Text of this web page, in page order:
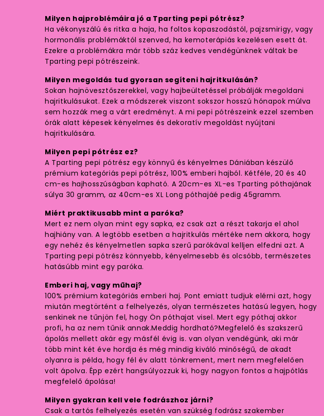
Milyen hajproblémáira jó a Tparting pepi pótrész?
Ha vékonyszálú és ritka a haja, ha foltos kopaszodástól, pajzsmirigy, vagy
hormonális problémáktól szenved, ha kemoterápiás kezelésen esett át.
Ezekre a problémákra már több száz kedves vendégünknek váltak be
Tparting pepi pótrészeink.
Milyen megoldás tud gyorsan segíteni hajritkulásán?
Sokan hajnövesztőszerekkel, vagy hajbeültetéssel próbálják megoldani
hajritkulásukat. Ezek a módszerek viszont sokszor hosszú hónapok múlva
sem hozzák meg a várt eredményt. A mi pepi pótrészeink ezzel szemben
órák alatt képesek kényelmes és dekoratív megoldást nyújtani
hajritkulására.
Milyen pepi pótrész ez?
A Tparting pepi pótrész egy könnyű és kényelmes Dániában készülő
prémium kategóriás pepi pótrész, 100% emberi hajból. Kétféle, 20 és 40
cm-es hajhosszúságban kapható. A 20cm-es XL-es Tparting póthajának
súlya 30 gramm, az 40cm-es XL Long póthajáé pedig 45gramm.
Miért praktikusabb mint a paróka?
Mert ez nem olyan mint egy sapka, ez csak azt a részt takarja el ahol
hajhiány van. A legtöbb esetben a hajritkulás mértéke nem akkora, hogy
egy nehéz és kényelmetlen sapka szerű parókával kelljen elfedni azt. A
Tparting pepi pótrész könnyebb, kényelmesebb és olcsóbb, természetes
hatásúbb mint egy paróka.
Emberi haj, vagy műhaj?
100% prémium kategóriás emberi haj. Pont emiatt tudjuk elérni azt, hogy
miután megtörtént a felhelyezés, olyan természetes hatású legyen, hogy
senkinek ne tűnjön fel, hogy Ön póthajat visel. Mert egy póthaj akkor
profi, ha az nem tűnik annak.Meddig hordható?Megfelelő és szakszerű
ápolás mellett akár egy másfél évig is. van olyan vendégünk, aki már
több mint két éve hordja és még mindig kiváló minőségű, de akadt
olyanra is példa, hogy fél év alatt tönkrement, mert nem megfelelően
volt ápolva. Épp ezért hangsúlyozzuk ki, hogy nagyon fontos a hajpótlás
megfelelő ápolása!
Milyen gyakran kell vele fodrászhoz járni?
Csak a tartós felhelyezés esetén van szükség fodrász szakember